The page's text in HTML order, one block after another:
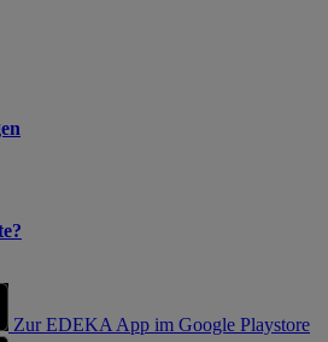
Zur EDEKA App im Google Playstore